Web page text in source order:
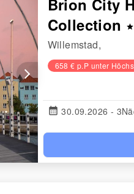
arrow_forward_ios
Brion City
Collection
star
Willemstad,
658 € p.P unter
calendar_month 30.09.2026 -